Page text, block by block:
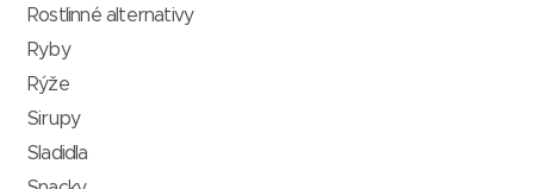
Rostlinné alternativy
Ryby
Rýže
Sirupy
Sladidla